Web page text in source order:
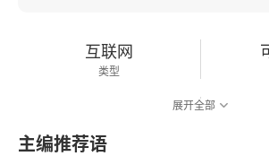
互联网
类型
展开全部
主编推荐语